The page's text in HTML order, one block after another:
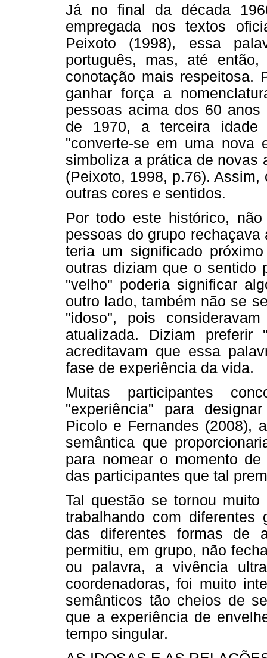
Já no final da década
empregada nos textos
Peixoto (1998), essa
português, mas, até
conotação mais respeitosa.
ganhar força a
pessoas acima dos 60
de 1970, a terceira idade
"converte-se em uma nova
simboliza a prática de novas
(Peixoto, 1998, p.76).
outras cores e sentidos.
Por todo este histórico,
pessoas do grupo
teria um significado
outras diziam que o sentido
"velho" poderia significar
outro lado, também não se
"idoso", pois
atualizada. Diziam preferir
acreditavam que essa
fase de experiência da vida.
Muitas participantes
"experiência" para
Picolo e Fernandes (2008),
semântica que
para nomear o momento
das participantes que tal
Tal questão se tornou
trabalhando com diferentes
das diferentes formas de
permitiu, em grupo, não
ou palavra, a vivência
coordenadoras, foi muito
semânticos tão cheios de
que a experiência de
tempo singular.